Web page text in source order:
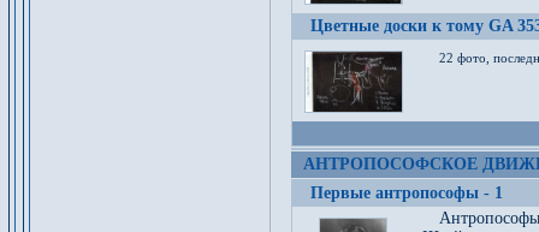
Цветные доски к тому GA
22 фото,
АНТРОПОСОФСКОЕ
Первые антропософы - 1